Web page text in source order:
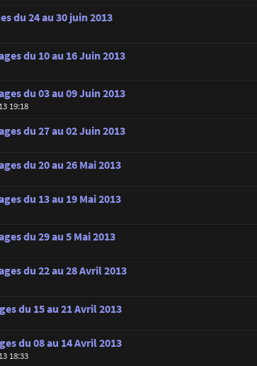
du 24 au 30 juin 2013
du 10 au 16 Juin 2013
du 03 au 09 Juin 2013
19:18
du 27 au 02 Juin 2013
du 20 au 26 Mai 2013
du 13 au 19 Mai 2013
du 29 au 5 Mai 2013
du 22 au 28 Avril 2013
du 15 au 21 Avril 2013
du 08 au 14 Avril 2013
18:33